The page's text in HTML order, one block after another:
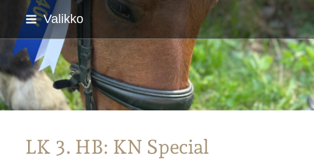
Siirry
sivun
sisältöön
Valikko
Parkanon Ratsastajat
LK 3. HB: KN Special